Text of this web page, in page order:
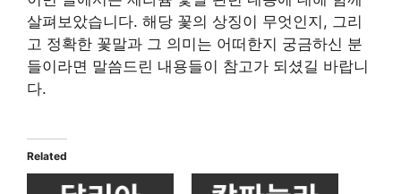
살펴보았습니다. 해당 꽃의 상징이 무엇인지, 그리
고 정확한 꽃말과 그 의미는 어떠한지 궁금하신 분
들이라면 말씀드린 내용들이 참고가 되셨길 바랍니
다.
Related